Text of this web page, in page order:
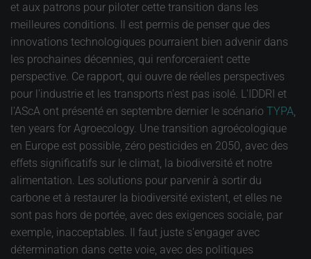
et aux patrons pour piloter cette transition dans les
meilleures conditions. Il est permis de penser que des
innovations technologiques pourraient bien advenir dans
les prochaines décennies, qui renforceraient cette
perspective. Ce rapport, qui ouvre de réelles perspectives
pour l'industrie et les transports n'est pas isolé. L'IDDRI et
l'AScA ont présenté en septembre dernier le scénario TYPA,
ten years for Agroecology. Une transition agroécologique
en Europe est possible, zéro pesticides en 2050, avec des
effets significatifs sur le climat, la biodiversité et notre
alimentation. Les solutions pour parvenir à sortir du
carbone et à restaurer la biodiversité existent, et elles ne
sont pas hors de portée, avec des exigences sociale, par
exemple, inacceptables. Il faut juste s'engager avec
détermination dans cette voie, avec des politiques